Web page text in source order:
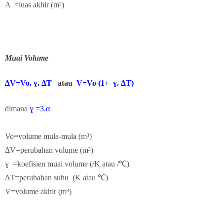
A =luas akhir(m²)
Muai Volume
ΔV=Vo. ɣ. ΔT atau V=Vo (1+ ɣ. ΔT)
dimana ɣ =3.α
Vo=volume mula-mula (m³)
ΔV=perubahan volume (m³)
ɣ =koefisien muai volume (/K atau /℃)
ΔT=perubahan suhu (K atau ℃)
V=volume akhir(m³)